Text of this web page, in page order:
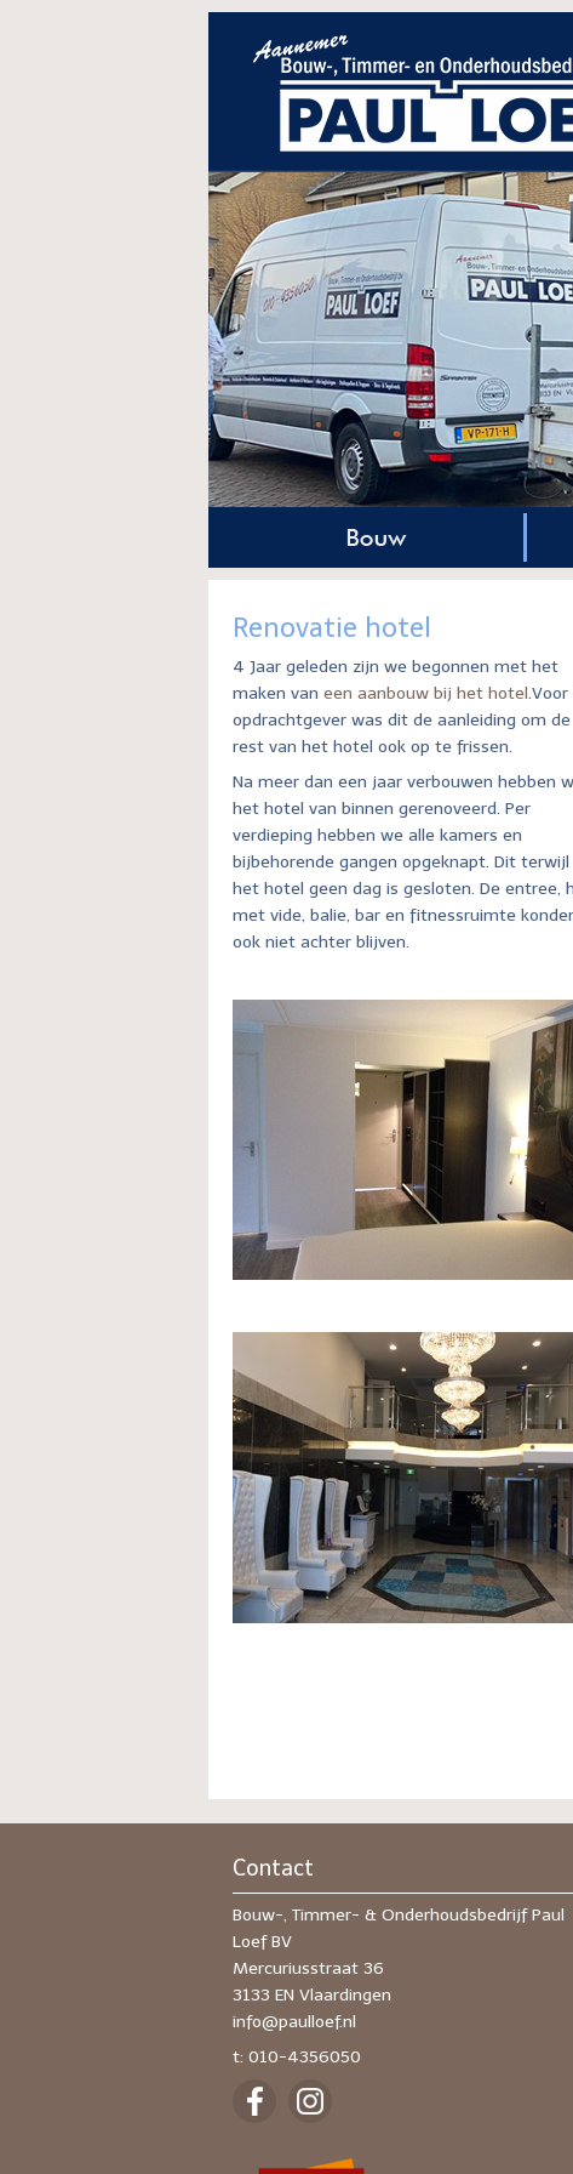
Renovatie hotel
4 Jaar geleden zijn we begonnen met het
maken van een aanbouw bij het hotel.Voor
opdrachtgever was dit de aanleiding om de
rest van het hotel ook op te frissen.
Na meer dan een jaar verbouwen hebben
het hotel van binnen gerenoveerd. Per
verdieping hebben we alle kamers en
bijbehorende gangen opgeknapt. Dit terwijl
het hotel geen dag is gesloten. De entree,
met vide, balie, bar en fitnessruimte
ook niet achter blijven.
Contact
Bouw-, Timmer- & Onderhoudsbedrijf Paul
Loef BV
Mercuriusstraat 36
3133 EN Vlaardingen
info@paulloef.nl
t: 010-4356050